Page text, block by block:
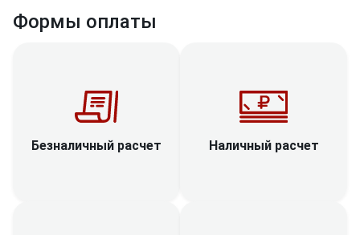
Формы оплаты
Безналичный расчет Наличный расчет